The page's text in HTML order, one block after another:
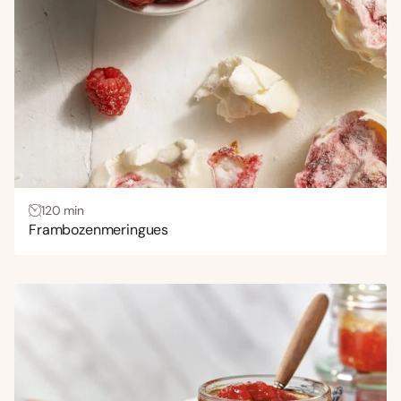
Bijgerecht
(20)
Borrelhapjes en snacks
(37)
Brunch
(319)
(98)
Gebak
(1.061)
Hoofdgerecht
(1.252)
(182)
(9)
120 min
Frambozenmeringues